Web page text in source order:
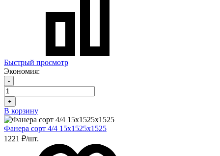
Быстрый просмотр
Экономия:
-
+
В корзину
Фанера сорт 4/4 15х1525х1525
1221 ₽/шт.